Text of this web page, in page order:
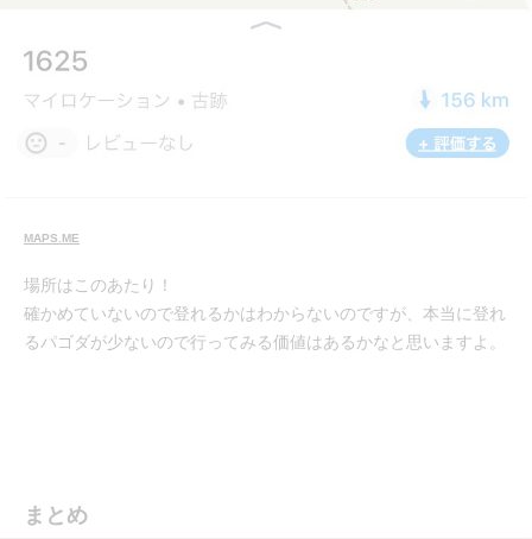
MAPS.ME
場所はこのあたり！
確かめていないので登れるかはわからないのですが、本当に登れ
るパゴダが少ないので行ってみる価値はあるかなと思いますよ。
まとめ